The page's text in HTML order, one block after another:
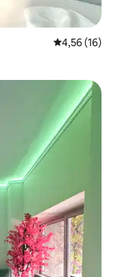
Gemiddelde
4,56 (16)